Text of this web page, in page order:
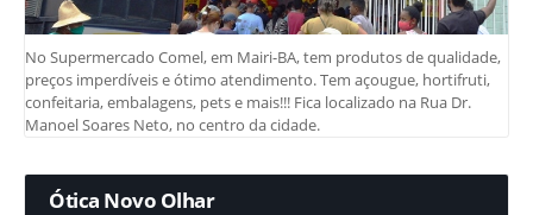
No Supermercado Comel, em Mairi-BA, tem produtos de qualidade,
preços imperdíveis e ótimo atendimento. Tem açougue, hortifruti,
confeitaria, embalagens, pets e mais!!! Fica localizado na Rua Dr.
Manoel Soares Neto, no centro da cidade.
Ótica Novo Olhar